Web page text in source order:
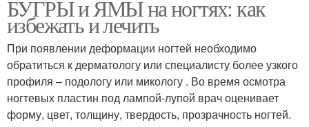
БУГРЫ и ЯМЫ на ногтях: как
избежать и лечить
При появлении деформации ногтей необходимо
обратиться к дерматологу или специалисту более узкого
профиля – подологу или микологу . Во время осмотра
ногтевых пластин под лампой-лупой врач оценивает
форму, цвет, толщину, твердость, прозрачность ногтей.